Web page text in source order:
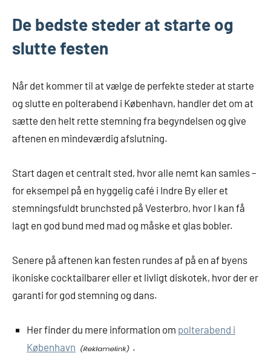
De bedste steder at starte og
slutte festen
Når det kommer til at vælge de perfekte steder at starte
og slutte en polterabend i København, handler det om at
sætte den helt rette stemning fra begyndelsen og give
aftenen en mindeværdig afslutning.
Start dagen et centralt sted, hvor alle nemt kan samles –
for eksempel på en hyggelig café i Indre By eller et
stemningsfuldt brunchsted på Vesterbro, hvor I kan få
lagt en god bund med mad og måske et glas bobler.
Senere på aftenen kan festen rundes af på en af byens
ikoniske cocktailbarer eller et livligt diskotek, hvor der er
garanti for god stemning og dans.
Her finder du mere information om polterabend i
København
.